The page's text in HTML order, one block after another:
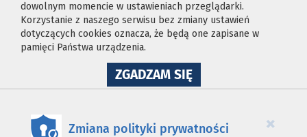
dowolnym momencie w ustawieniach przeglądarki.
Korzystanie z naszego serwisu bez zmiany ustawień
dotyczących cookies oznacza, że będą one zapisane w
pamięci Państwa urządzenia.
ZGADZAM SIĘNA
WYKORZYSTANIE
×
Zmiana polityki prywatności